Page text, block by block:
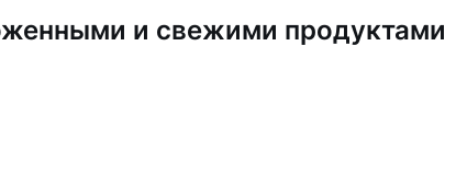
и свежими продуктами